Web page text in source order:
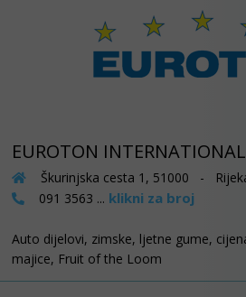
EUROTON INTERNATIONAL
Škurinjska cesta 1, 51000 -
091 3563 ... klikni za broj
Auto dijelovi, zimske, ljetne gume,
majice, Fruit of the Loom